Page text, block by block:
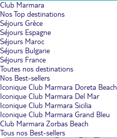
Club Marmara
Nos Top destinations
Séjours Grèce
Séjours Espagne
Séjours Maroc
Séjours Bulgarie
Séjours France
Toutes nos destinations
Nos Best-sellers
Iconique Club Marmara Doreta Beach
Iconique Club Marmara Del Mar
Iconique Club Marmara Sicilia
Iconique Club Marmara Grand Bleu
Club Marmara Zorbas Beach
Tous nos Best-sellers